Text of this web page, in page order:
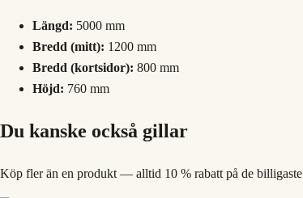
Längd: 5000 mm
Bredd (mitt): 1200 mm
Bredd (kortsidor): 800 mm
Höjd: 760 mm
Du kanske också gillar
Köp fler än en produkt — alltid 10 % rabatt på de billigaste